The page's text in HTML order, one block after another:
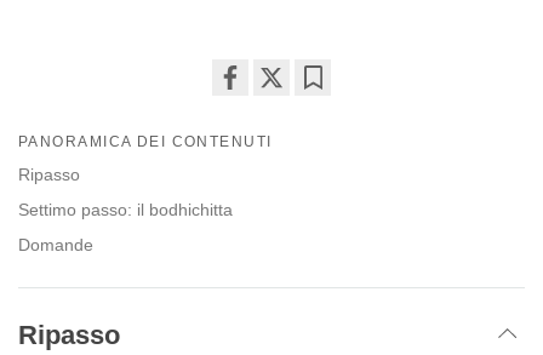
on
PANORAMICA DEI CONTENUTI
Ripasso
Settimo passo: il bodhichitta
Domande
Ripasso